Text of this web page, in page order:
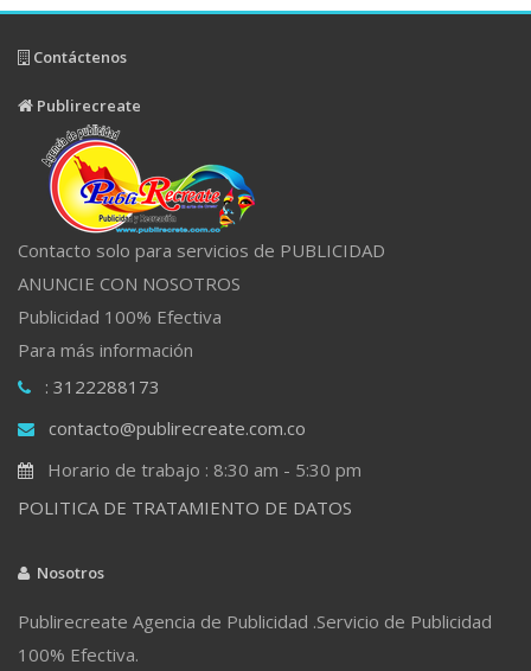
Contáctenos
Publirecreate
Contacto solo para servicios de PUBLICIDAD
ANUNCIE CON NOSOTROS
Publicidad 100% Efectiva
Para más información
: 3122288173
contacto@publirecreate.com.co
Horario de trabajo : 8:30 am - 5:30 pm
POLITICA DE TRATAMIENTO DE DATOS
Nosotros
Publirecreate Agencia de Publicidad .Servicio de Publicidad
100% Efectiva.